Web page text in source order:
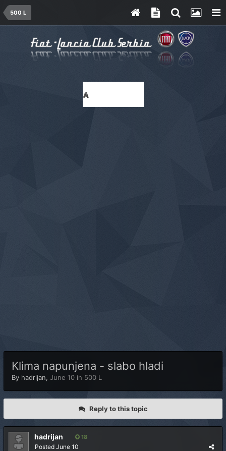
500 L
Klima napunjena - slabo hladi
By hadrijan, June 10 in 500 L
Reply to this topic
hadrijan 18
Posted June 10